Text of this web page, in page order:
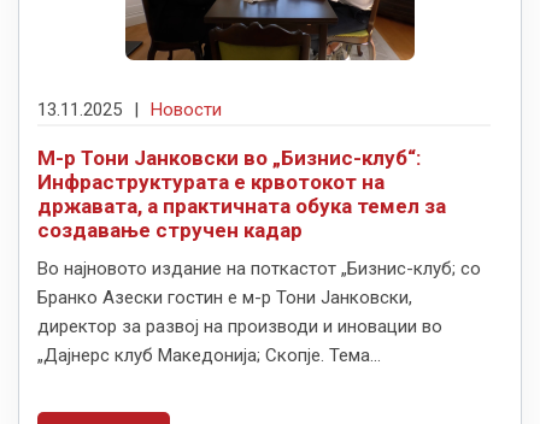
13.11.2025 | Новости
М-р Тони Јанковски во „Бизнис-клуб“:
Инфраструктурата е крвотокот на
државата, а практичната обука темел за
создавање стручен кадар
Во најновото издание на поткастот „Бизнис-клуб; со
Бранко Азески гостин е м-р Тони Јанковски,
директор за развој на производи и иновации во
„Дајнерс клуб Македонија; Скопје. Тема...